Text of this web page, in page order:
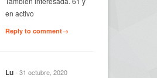
en activo
Reply to comment→
Lu- 31 octubre, 2020